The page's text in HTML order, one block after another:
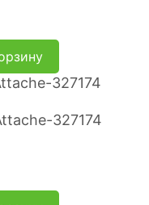
327174